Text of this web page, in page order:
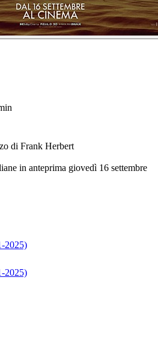
di Frank Herbert
in anteprima giovedì 16 settembre
2025)
2025)